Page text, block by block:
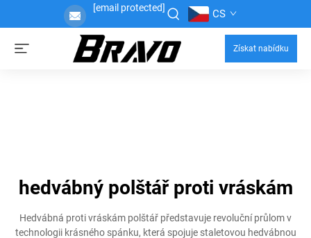
[email protected] CS
Získat nabídku
hedvábný polštář proti vráskám
Hedvábná proti vráskám polštář představuje revoluční průlom v
technologii krásného spánku, která spojuje staletovou hedvábnou